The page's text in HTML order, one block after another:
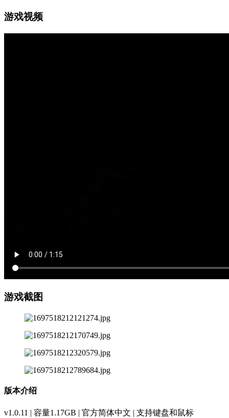
游戏视频
游戏截图
版本介绍
v1.0.11 | 容量1.17GB | 官方简体中文 | 支持键盘和鼠标